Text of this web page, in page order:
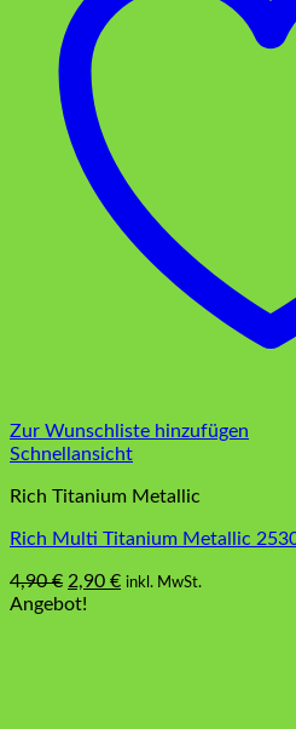
Zur Wunschliste hinzufügen
Schnellansicht
Rich Titanium Metallic
Rich Multi Titanium Metallic
4,90€ Ursprünglicher
Preis
2,90 €Aktueller
inkl. MwSt.
Angebot!